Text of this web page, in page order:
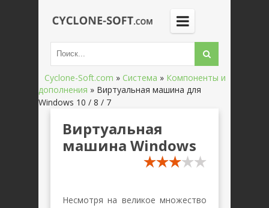
Cyclone-Soft.com » Система » Компоненты и
дополнения » Виртуальная машина для
Windows 10 / 8 / 7
Виртуальная
машина Windows
Несмотря на великое множество